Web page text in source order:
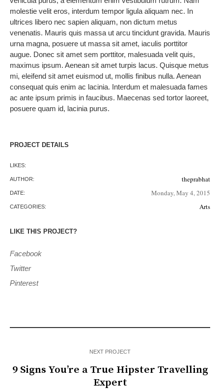
molestie velit eros, interdum tempor ligula aliquam nec. In
ultrices libero nec sapien aliquam, non dictum metus
venenatis. Mauris quis massa ut arcu tincidunt gravida. Mauris
urna magna, posuere ut massa sit amet, iaculis porttitor
augue. Donec sit amet sem porttitor, malesuada velit quis,
maximus ipsum. Aenean sit amet turpis lacus. Quisque metus
mi, eleifend sit amet euismod ut, mollis finibus nulla. Aenean
consequat quis enim ac lacinia. Interdum et malesuada fames
ac ante ipsum primis in faucibus. Maecenas sed tortor laoreet,
posuere quam id, lacinia purus.
PROJECT DETAILS
LIKES:
AUTHOR: theprabhat
DATE: Monday, May 4, 2015
CATEGORIES: Arts
LIKE THIS PROJECT?
Facebook
Twitter
Pinterest
NEXT PROJECT
9 Signs You’re a True Hipster Travelling
Expert